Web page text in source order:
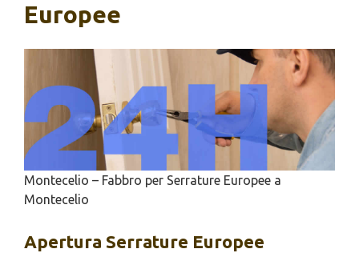
Europee
Montecelio – Fabbro per Serrature Europee a
Montecelio
Apertura Serrature Europee